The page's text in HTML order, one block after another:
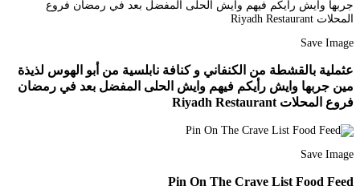
Save Image
عثملية بالقشطة من الكنفاني و كنافة نابلسية من أبو الهوس لذيذة
مين جربها وايش رأيكم فيهم وايش الحلى المفضل بعد في رمضان
فروع المحلات Riyadh Restaurant
Save Image
Pin On The Crave List Food Feed